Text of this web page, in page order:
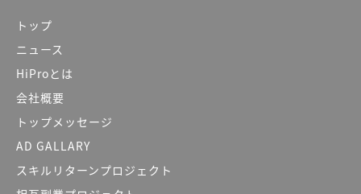
トップ
ニュース
HiProとは
会社概要
トップメッセージ
AD GALLARY
スキルリターンプロジェクト